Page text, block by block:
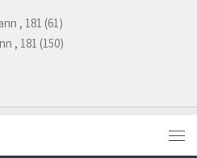
, 181 (61)
, 181 (150)